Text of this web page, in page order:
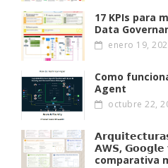
17 KPIs para
Data
enero 19,
Como
Agent
octubre 22,
𝗔W𝗦,
comparativa